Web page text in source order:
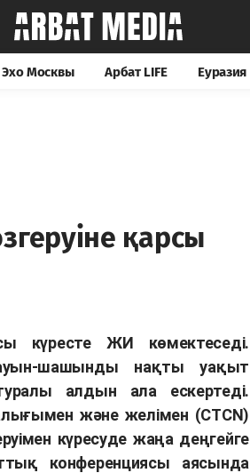
Эхо Москвы Арбат LIFE Еуразия
қарсы
күресте ЖИ көмектеседі.
шашынды нақты уақыт
алдын ала ескертеді.
және желімен (CTCN)
күресуде жаңа деңгейге
конференциясы аясында